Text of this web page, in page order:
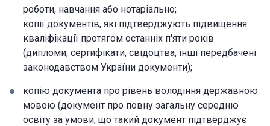
роботи, навчання або нотаріально;
копії документів, які підтверджують підвищення
кваліфікації протягом останніх п'яти років
(дипломи, сертифікати, свідоцтва, інші передбачені
законодавством України документи);
копію документа про рівень володіння державною
мовою (документ про повну загальну середню
освіту за умови, що такий документ підтверджує